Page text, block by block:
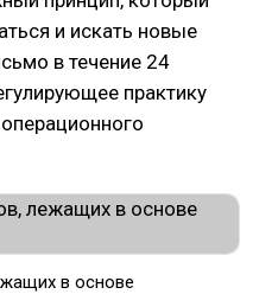
и искать новые
в течение 24
практику
в основе